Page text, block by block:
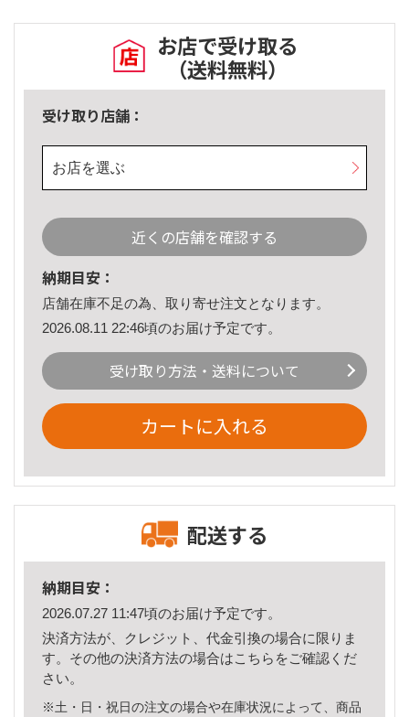
お店で受け取る
（送料無料）
受け取り店舗：
お店を選ぶ
近くの店舗を確認する
納期目安：
店舗在庫不足の為、取り寄せ注文となります。
2026.08.11 22:46頃のお届け予定です。
受け取り方法・送料について
カートに入れる
配送する
納期目安：
2026.07.27 11:47頃のお届け予定です。
決済方法が、クレジット、代金引換の場合に限りま
す。その他の決済方法の場合はこちら をご確認くだ
さい。
※土・日・祝日の注文の場合や在庫状況によって、商品